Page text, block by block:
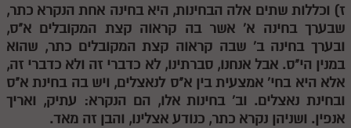
תלמוד עשר הספירות חלק טו
תלמוד עשר הספירות חלק טז
בית שער הכוונות
אודות האתר
ז) וכללות שתים אלה הבחינות, היא בחינה אחת הנקרא כתר,
שבערך בחינה א' אשר בה קראוה קצת המקובלים א"ס,
ובערך בחינה ב' שבה קראוה קצת המקובלים כתר, שהוא
במנין הי"ס. אבל אנחנו, סברתינו, לא כדברי זה ולא כדברי זה,
אלא היא בחי' אמצעית בין א"ס לנאצלים, ויש בה בחינת א"ס
ובחינת נאצלים. וב' בחינות אלו, הם הנקרא: עתיק, ואריך
אנפין. ושניהן נקרא כתר, כנודע אצלינו, והבן זה מאד.